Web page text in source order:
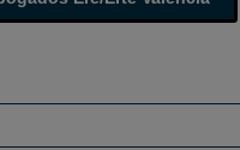
profunda e científica do desporto